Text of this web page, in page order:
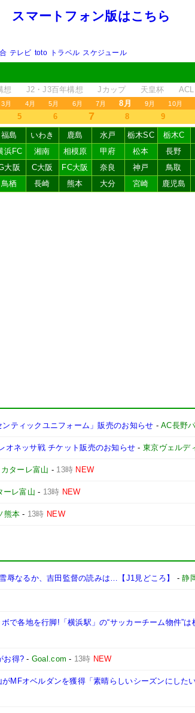
スマートフォン版はこちら
テレビ toto トラベル スケジュール
想 J2・J3百年構想 Jカップ 天皇杯 ACL
3月 4月 5月 6月 7月 8月 9月 10月
5 6 7 8 9
福島 いわき 鹿島 水戸 栃木SC 栃木C
浜FC 湘南 相模原 甲府 松本 長野
大阪 C大阪 FC大阪 奈良 神戸 鳥取
鳥栖 長崎 熊本 大分 宮崎 鹿児島
ティックユニフォーム」販売のお知らせ -AC長野
オネッサ戦 チケット販売のお知らせ - 東京ヴェルデ
カターレ富山 - 13時 NEW
ーレ富山 - 13時 NEW
熊本 - 13時 NEW
辱なるか、吉田監督の読みは…【J1見どころ】 -静
で各地を行脚!「横浜駅」の“サッカーチーム物件”は
お得? - Goal.com - 13時 NEW
MFオベルダンを獲得「素晴らしいシーズンにしたい